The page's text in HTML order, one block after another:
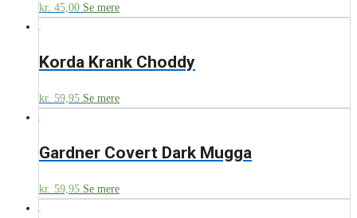
kr. 45,00 Se mere
Korda Krank Choddy
kr. 59,95 Se mere
Gardner Covert Dark Mugga
kr. 59,95 Se mere